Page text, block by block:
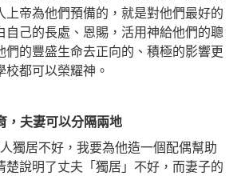
上帝為他們預備的，就是對他們最好的
己的長處、恩賜， 活用神給他們的聰
們的豐盛生命去正向的、積極的影響更
校都可以榮耀神。
，夫妻可以分隔兩地
居不好，我要為他造一個配偶幫助
楚說明了丈夫「獨居」不好，而妻子的